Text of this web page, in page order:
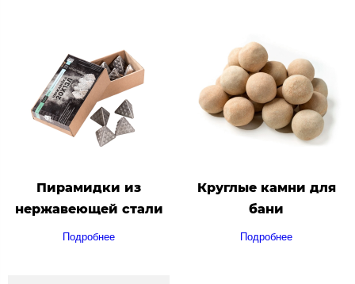
Пирамидки из
нержавеющей стали
Подробнее
Круглые камни для
бани
Подробнее